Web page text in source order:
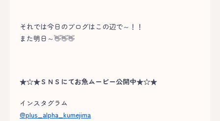
それでは今日のブログはこの辺で～！！
また明日～👋👋👋
★☆★ＳＮＳにてお魚ムービー公開中★☆★
インスタグラム
@plus_alpha_kumejima